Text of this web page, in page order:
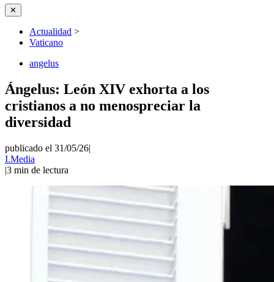
✕
Actualidad >
Vaticano
angelus
Ángelus: León XIV exhorta a los
cristianos a no menospreciar la
diversidad
publicado el 31/05/26|
I.Media
|3 min de lectura